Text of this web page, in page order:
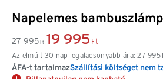
Napelemes
27 995 Ft 19 995 Ft
Az elmúlt 30 nap legalacsonyabb ára: 27 995
ÁFA-t tartalmazSzállítási költséget nem